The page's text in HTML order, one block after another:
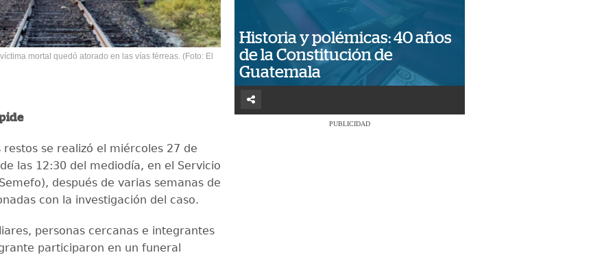
mortal quedó atorado en las vías férreas. (Foto: El
se realizó el miércoles 27 de
las 12:30 del mediodía, en el Servicio
después de varias semanas de
con la investigación del caso.
personas cercanas e integrantes
participaron en un funeral
Historia y polémicas: 40 años
de la Constitución de
Guatemala
PUBLICIDAD